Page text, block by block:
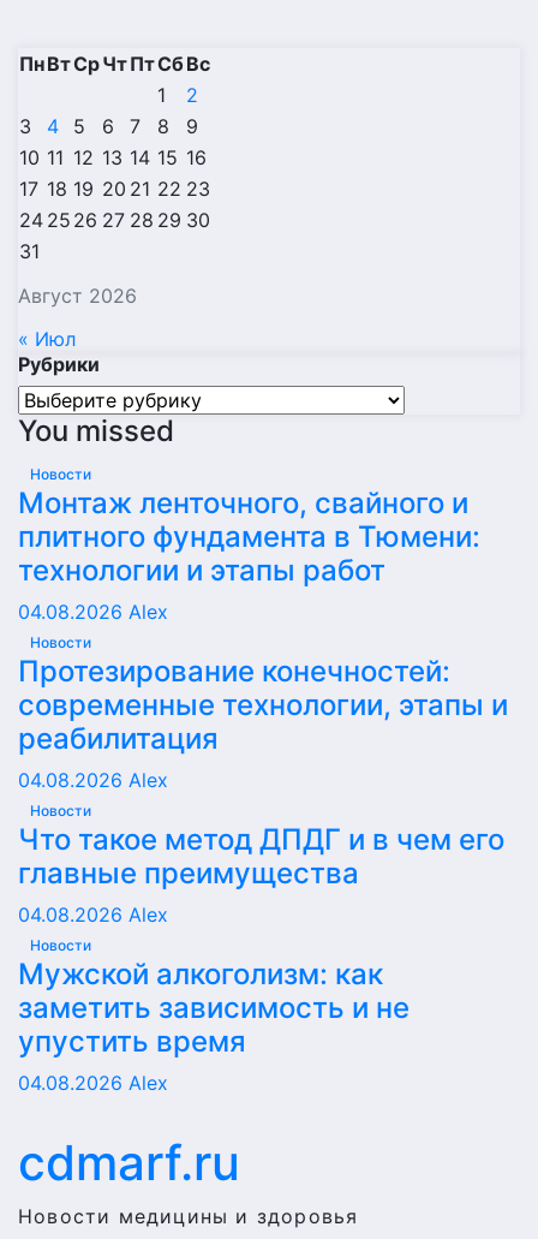
Август 2026
ПнВтСрЧтПтСбВс
1
2
3
4 5 6 7 8
9
10 11 12 13 14 15 16
17 18 19 20 21 22 23
24 25 26 27 28 29 30
31
« Июл
Рубрики
Рубрики
You missed
Новости
Монтаж ленточного, свайного и
плитного фундамента в Тюмени:
технологии и этапы работ
04.08.2026 Alex
Новости
Протезирование конечностей:
современные технологии, этапы и
реабилитация
04.08.2026 Alex
Новости
Что такое метод ДПДГ и в чем его
главные преимущества
04.08.2026 Alex
Новости
Мужской алкоголизм: как
заметить зависимость и не
упустить время
04.08.2026 Alex
cdmarf.ru
Новости медицины и здоровья